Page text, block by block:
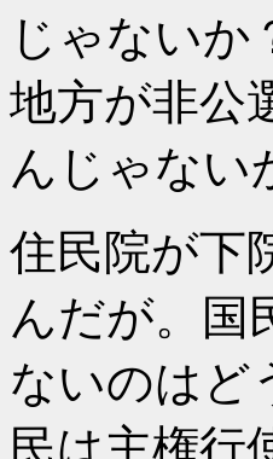
じゃないか
地方が非公
んじゃない
住民院が下
んだが。国
ないのはど
民は主権行